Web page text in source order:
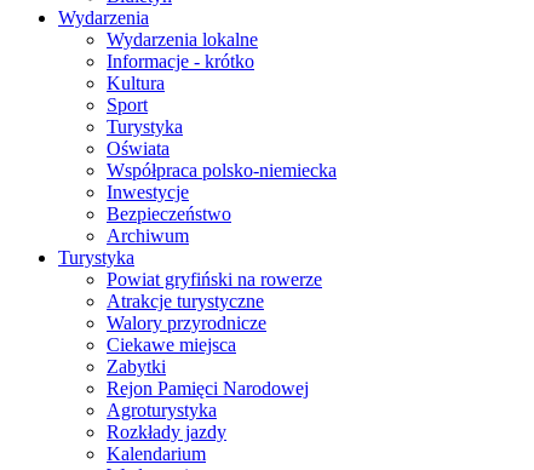
Wydarzenia
Wydarzenia lokalne
Informacje - krótko
Kultura
Sport
Turystyka
Oświata
Współpraca polsko-niemiecka
Inwestycje
Bezpieczeństwo
Archiwum
Turystyka
Powiat gryfiński na rowerze
Atrakcje turystyczne
Walory przyrodnicze
Ciekawe miejsca
Zabytki
Rejon Pamięci Narodowej
Agroturystyka
Rozkłady jazdy
Kalendarium